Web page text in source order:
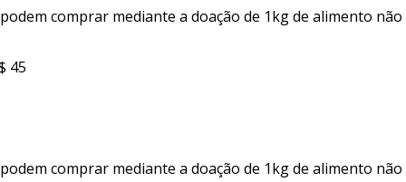
comprar mediante a doação de 1kg de alimento não
45
comprar mediante a doação de 1kg de alimento não